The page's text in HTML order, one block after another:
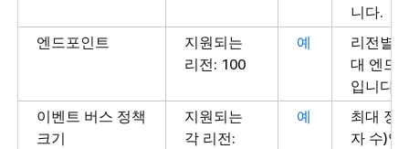
니다.
엔드포인트
지원되는
리전: 100
예
리전별
대 엔드
입니다.
이벤트 버스 정책
크기
지원되는
각 리전:
예
최대 정
자 수)입